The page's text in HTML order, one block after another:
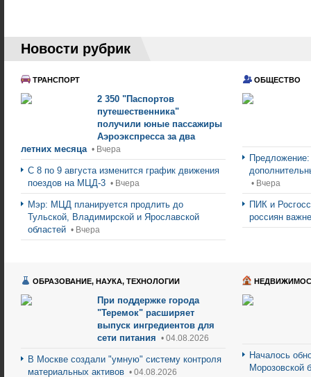
Новости рубрик
ТРАНСПОРТ
2 350 "Паспортов
путешественника"
получили юные пассажиры
Аэроэкспресса за два
летних месяца • Вчера
С 8 по 9 августа изменится график движения
поездов на МЦД-3 • Вчера
Мэр: МЦД планируется продлить до
Тульской, Владимирской и Ярославской
областей • Вчера
ОБЩЕСТВО
• Вчера
ПИК и
россиян
ОБРАЗОВАНИЕ, НАУКА, ТЕХНОЛОГИИ
При поддержке города
"Теремок" расширяет
выпуск ингредиентов для
сети питания • 04.08.2026
В Москве создали "умную" систему контроля
материальных активов • 04.08.2026
Началось
Морозовской